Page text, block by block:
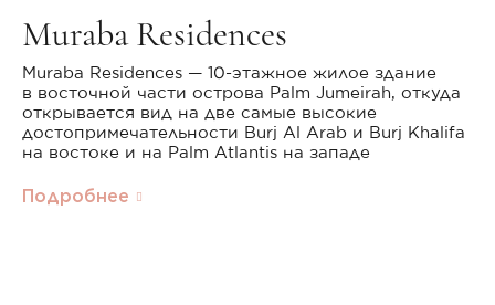
Muraba Residences
Muraba Residences — 10-этажное жилое здание
в восточной части острова Palm Jumeirah, откуда
открывается вид на две самые высокие
достопримечательности Burj Al Arab и Burj Khalifa
на востоке и на Palm Atlantis на западе
Подробнее